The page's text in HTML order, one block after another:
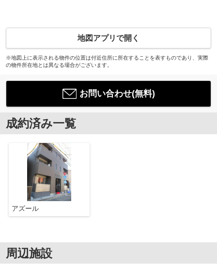
地図アプリで開く
※地図上に表示される物件の位置は付近住所に所在することを表すものであり、実際
の物件所在地とは異なる場合がございます。
お問い合わせ(無料)
成約済み一覧
アズール
周辺施設